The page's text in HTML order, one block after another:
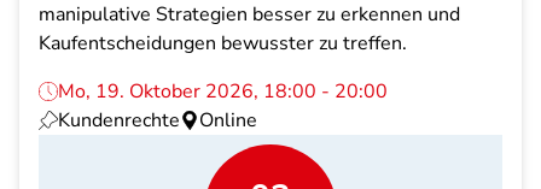
manipulative Strategien besser zu erkennen und
Kaufentscheidungen bewusster zu treffen.
Mo, 19. Oktober 2026, 18:00 - 20:00
Kundenrechte
Online